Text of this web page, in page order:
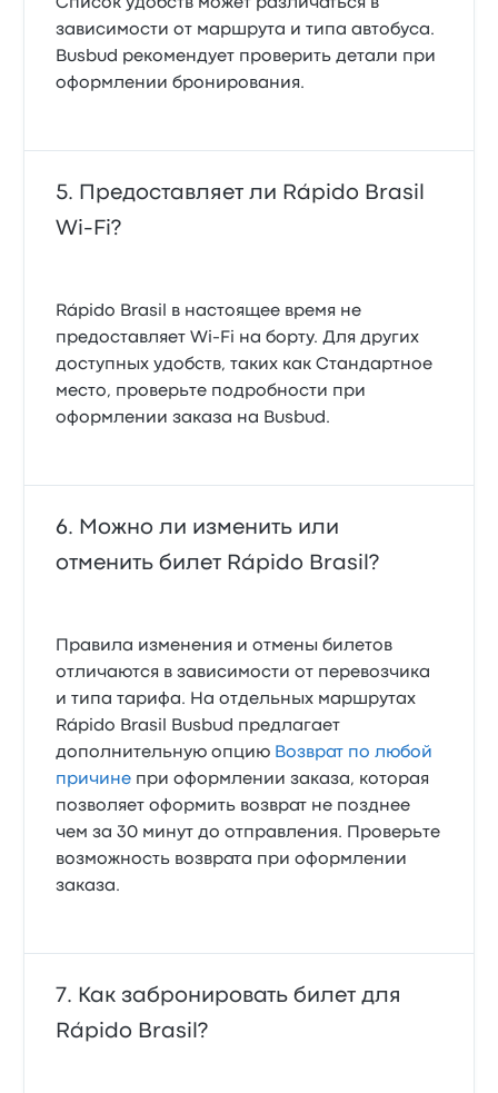
зависимости от маршрута и типа автобуса.
Busbud рекомендует проверить детали при
оформлении бронирования.
Предоставляет ли Rápido Brasil
Wi‑Fi?
Rápido Brasil в настоящее время не
предоставляет Wi‑Fi на борту. Для других
доступных удобств, таких как Стандартное
место, проверьте подробности при
оформлении заказа на Busbud.
Можно ли изменить или
отменить билет Rápido Brasil?
Правила изменения и отмены билетов
отличаются в зависимости от перевозчика
и типа тарифа. На отдельных маршрутах
Rápido Brasil Busbud предлагает
дополнительную опцию Возврат по любой
причине при оформлении заказа, которая
позволяет оформить возврат не позднее
чем за 30 минут до отправления. Проверьте
возможность возврата при оформлении
заказа.
Как забронировать билет для
Rápido Brasil?